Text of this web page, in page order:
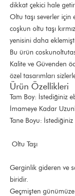
dikkat çekici hale
Oltu taşı severler için
coşkun oltu taşı
yenisini daha
Bu ürün
Kalite ve Güvenden
özel tasarımları
Ürün Özellikleri
Tam Boy: İstediğiniz
İmameye Kadar
Tane Boyu:
Oltu Taşı
Gerginlik gideren ve
biridir.
Geçmişten